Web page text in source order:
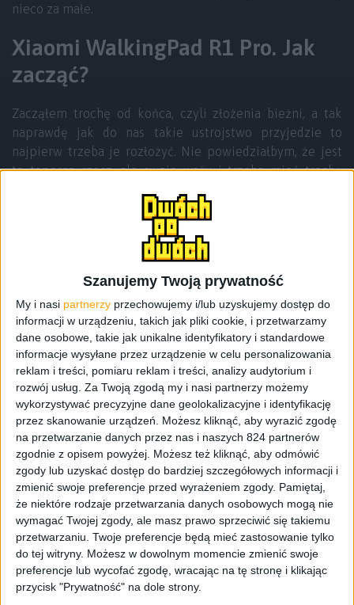
Szanujemy Twoją prywatność
My i nasi partnerzy przechowujemy i/lub uzyskujemy dostęp do
informacji w urządzeniu, takich jak pliki cookie, i przetwarzamy
dane osobowe, takie jak unikalne identyfikatory i standardowe
informacje wysyłane przez urządzenie w celu personalizowania
reklam i treści, pomiaru reklam i treści, analizy audytorium i
rozwój usług. Za Twoją zgodą my i nasi partnerzy możemy
wykorzystywać precyzyjne dane geolokalizacyjne i identyfikację
przez skanowanie urządzeń. Możesz kliknąć, aby wyrazić zgodę
na przetwarzanie danych przez nas i naszych 824 partnerów
zgodnie z opisem powyżej. Możesz też kliknąć, aby odmówić
zgody lub uzyskać dostęp do bardziej szczegółowych informacji i
zmienić swoje preferencje przed wyrażeniem zgody. Pamiętaj,
że niektóre rodzaje przetwarzania danych osobowych mogą nie
wymagać Twojej zgody, ale masz prawo sprzeciwić się takiemu
przetwarzaniu. Twoje preferencje będą mieć zastosowanie tylko
do tej witryny. Możesz w dowolnym momencie zmienić swoje
preferencje lub wycofać zgodę, wracając na tę stronę i klikając
przycisk "Prywatność" na dole strony.
nieco za małe.
Xiaomi WalkingPad R1 Pro. Jak
zacząć?
Zacząłem trochę od końca, czyli złożenia bieżni, a tak
naprawdę jak do nas takie ustrojstwo przyjedzie to
najpierw trzeba je rozłożyć. Nie powiedziałbym, że jest
to toporna rzecz, ale swoje waży i trzeba mieć trochę
ustawić i przygotować do działania. Sam sprzęt to 33
kilogramy, a licząc z opakowaniem to zbliża się do
czterdziestu. Kółka sporo tu pomagają, ale filigranowa
osoba może mieć problem, szczególnie z wniesieniem,
jeśli kurier nie pomoże. Ja miałem. Mimo tego, że było to
raptem pierwsze piętro, to pakunek wybitnie
niewygodny. Pamiętacie motyw spadającego ze schodów
fortepianu w kreskówkach? No, to u mnie było podobnie,
tyle tylko, że w drugą stronę.